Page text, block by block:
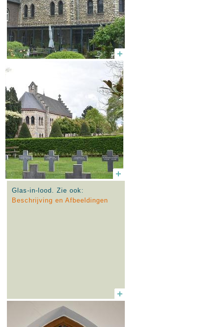
Glas-in-lood. Zie ook:
Beschrijving en Afbeeldingen